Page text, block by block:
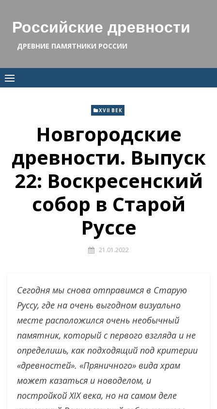
contentРоссийские древности
ДРЕВНИЕ ПАМЯТНИКИ РОССИИ
XVII ВЕК
Новгородские
древности. Выпуск
22: Воскресенский
собор в Старой
Руссе
21.01.2022
Сегодня мы снова отправимся в Старую
Руссу, где на очень выгодном визуально
месте расположился очень необычный
памятник, который с первого взгляда и не
определишь, как подходящий под критерии
«древностей». «Пряничного» вида храм
может казаться и новоделом, и
постройкой XIX века, но на самом деле